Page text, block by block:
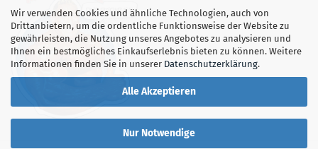
Wir verwenden Cookies und ähnliche Technologien, auch von
Drittanbietern, um die ordentliche Funktionsweise der Website zu
gewährleisten, die Nutzung unseres Angebotes zu analysieren und
Ihnen ein bestmögliches Einkaufserlebnis bieten zu können. Weitere
Informationen finden Sie in unserer Datenschutzerklärung.
Alle Akzeptieren
Nur Notwendige